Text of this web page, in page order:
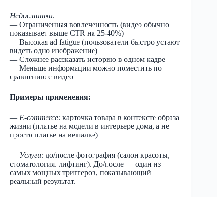
Недостатки:
— Ограниченная вовлеченность (видео обычно
показывает выше CTR на 25-40%)
— Высокая ad fatigue (пользователи быстро устают
видеть одно изображение)
— Сложнее рассказать историю в одном кадре
— Меньше информации можно поместить по
сравнению с видео
Примеры применения:
— E-commerce: карточка товара в контексте образа
жизни (платье на модели в интерьере дома, а не
просто платье на вешалке)
— Услуги: до/после фотография (салон красоты,
стоматология, лифтинг). До/после — один из
самых мощных триггеров, показывающий
реальный результат.